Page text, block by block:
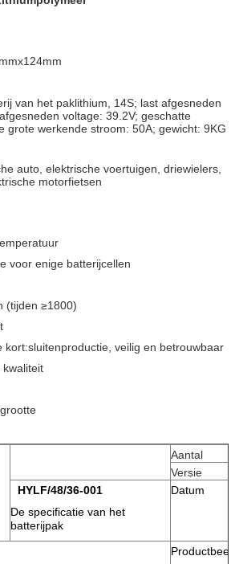
van het paklithium, 14S; last afgesneden
voltage: 39.2V; geschatte
grote werkende stroom: 50A; gewicht: 9KG
auto, elektrische voertuigen, driewielers,
motorfietsen
voor enige batterijcellen
(tijden ≥1800)
kort:sluitenproductie, veilig en betrouwbaar
kwaliteit
Aantal
Versie
HYLF/48/36-001
De specificatie van het
batterijpak
Datum